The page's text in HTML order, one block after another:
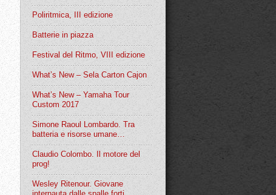
Poliritmica, III edizione
Batterie in piazza
Festival del Ritmo, VIII edizione
What’s New – Sela Carton Cajon
What’s New – Yamaha Tour
Custom 2017
Simone Raoul Lombardo. Tra
batteria e risorse umane…
Claudio Colombo. Il motore del
prog!
Wesley Ritenour. Giovane